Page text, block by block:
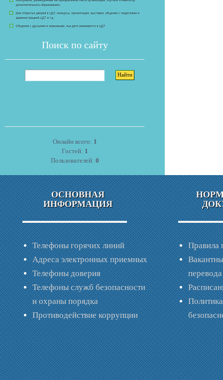
Поиск по сайту
Онлайн всего: 1
Гостей: 1
Пользователей: 0
ОСНОВНАЯ
ИНФОРМАЦИЯ
Телефоны горячих линий
Адреса электронных приемных
Телефоны доверия
Телефоны служб безопасности
и охраны порядка
Противодействие коррупции
Правила
перевода